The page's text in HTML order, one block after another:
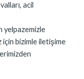
acil
yelpazemizle
için bizimle iletişime